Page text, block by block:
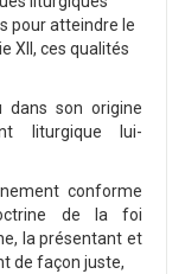
pour atteindre le
XII, ces qualités
dans son origine
liturgique lui-
conforme
de la foi
la présentant et
de façon juste,